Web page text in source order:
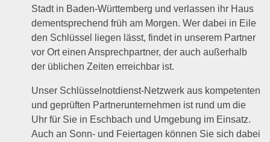
Stadt in Baden-Württemberg und verlassen ihr Haus
dementsprechend früh am Morgen. Wer dabei in Eile
den Schlüssel liegen lässt, findet in unserem Partner
vor Ort einen Ansprechpartner, der auch außerhalb
der üblichen Zeiten erreichbar ist.
Unser Schlüsselnotdienst-Netzwerk aus kompetenten
und geprüften Partnerunternehmen ist rund um die
Uhr für Sie in Eschbach und Umgebung im Einsatz.
Auch an Sonn- und Feiertagen können Sie sich dabei